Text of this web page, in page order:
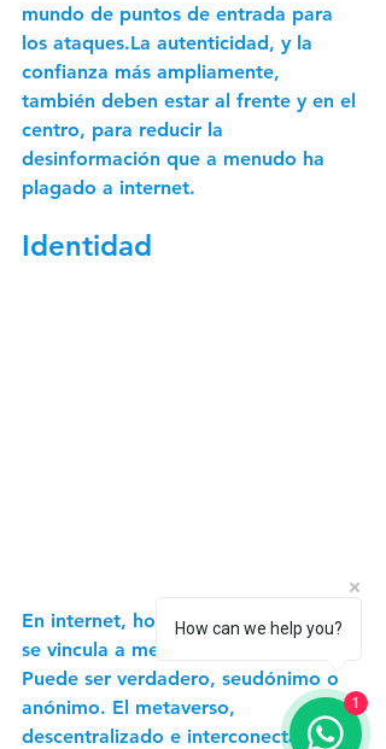
mundo de puntos de entrada para
los ataques.La autenticidad, y la
confianza más ampliamente,
también deben estar al frente y en el
centro, para reducir la
desinformación que a menudo ha
plagado a internet.
Identidad
En internet, hoy en día, la identidad
se vincula a menudo a plataformas.
Puede ser verdadero, seudónimo o
anónimo. El metaverso,
descentralizado e interconectado,
How can we help you?
1